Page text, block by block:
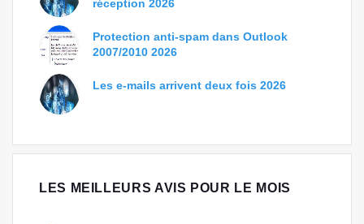
réception 2026
Protection anti-spam dans Outlook
2007/2010 2026
Les e-mails arrivent deux fois 2026
LES MEILLEURS AVIS POUR LE MOIS